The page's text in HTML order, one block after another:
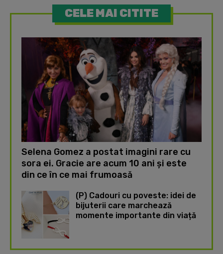
CELE MAI CITITE
Selena Gomez a postat imagini rare cu
sora ei. Gracie are acum 10 ani și este
din ce în ce mai frumoasă
(P) Cadouri cu poveste: idei de
bijuterii care marchează
momente importante din viață